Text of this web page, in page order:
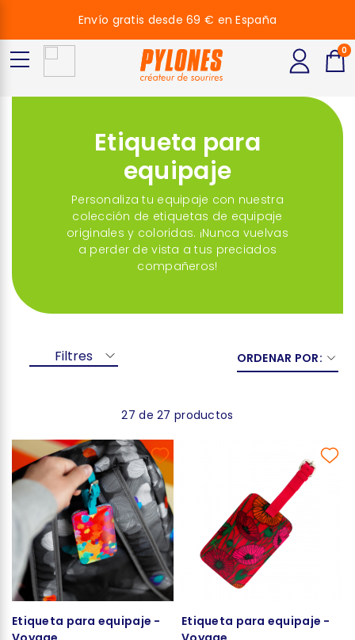
Etiqueta para
equipaje
Personaliza tu equipaje con nuestra
colección de etiquetas de equipaje
originales y coloridas. ¡Nunca vuelvas
a perder de vista a tus preciados
compañeros!
Filtres ORDENAR POR:
27 de 27 productos
Etiqueta para equipaje -
Etiqueta para equipaje -
Envío gratis desde 69 € en España
0